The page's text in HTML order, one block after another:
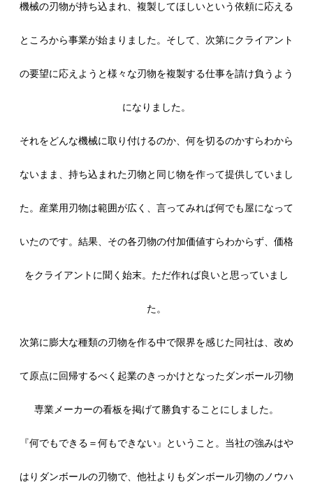
機械の刃物が持ち込まれ、複製してほしいという依頼に応える
ところから事業が始まりました。そして、次第にクライアント
の要望に応えようと様々な刃物を複製する仕事を請け負うよう
になりました。
それをどんな機械に取り付けるのか、何を切るのかすらわから
ないまま、持ち込まれた刃物と同じ物を作って提供していまし
た。産業用刃物は範囲が広く、言ってみれば何でも屋になって
いたのです。結果、その各刃物の付加価値すらわからず、価格
をクライアントに聞く始末。ただ作れば良いと思っていまし
た。
次第に膨大な種類の刃物を作る中で限界を感じた同社は、改め
て原点に回帰するべく起業のきっかけとなったダンボール刃物
専業メーカーの看板を掲げて勝負することにしました。
『何でもできる＝何もできない』ということ。当社の強みはや
はりダンボールの刃物で、他社よりもダンボール刃物のノウハ